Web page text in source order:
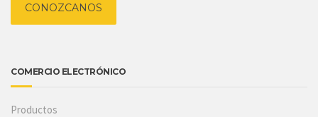
CONOZCANOS
COMERCIO ELECTRÓNICO
Productos